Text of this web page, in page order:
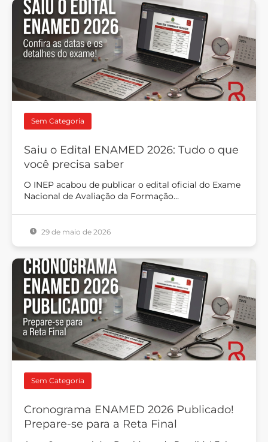
Sem Categoria
Saiu o Edital ENAMED 2026: Tudo o que
você precisa saber
O INEP acabou de publicar o edital oficial do Exame
Nacional de Avaliação da Formação…
29 de maio de 2026
Sem Categoria
Cronograma ENAMED 2026 Publicado!
Prepare-se para a Reta Final